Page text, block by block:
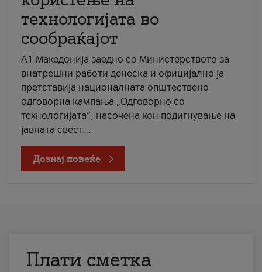
технологијата во
сообраќајот
A1 Македонија заедно со Министерството за
внатрешни работи денеска и официјално ја
претставија националната општествено
одговорна кампања „Одговорно со
технологијата“, насочена кон подигнување на
јавната свест...
Дознај повеќе
Плати сметка